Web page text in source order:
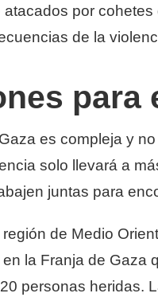
por
de la
para
es compleja y
solo llevará a
juntas para
de Medio
la Franja de Gaza
personas heridas.